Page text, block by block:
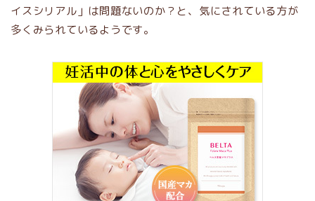
イスシリアル」は問題ないのか？と、気にされている方が
多くみられているようです。